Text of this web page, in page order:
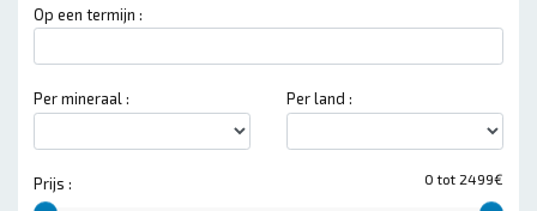
Op een termijn :
Per mineraal : Per land :
0 tot 2499€
Prijs :